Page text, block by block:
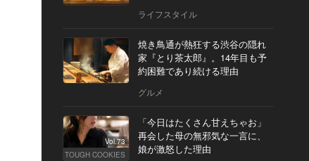
ライフスタイル
焼き鳥通が熱狂する渋谷の隠れ
家『とり茶太郎』。14年目も予
約困難であり続ける理由
グルメ
Vol.73
TOUGH COOKIES
「今日はたくさん甘えちゃお」
再会した母の無邪気な一言に、
娘が激怒した理由